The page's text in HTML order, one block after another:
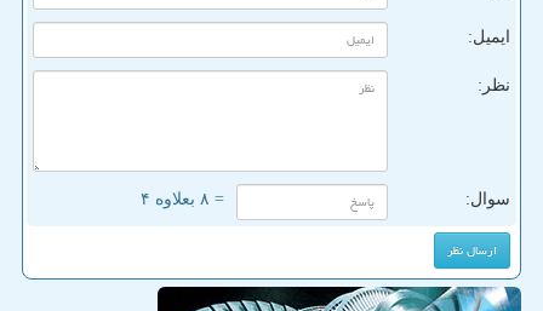
ایمیل:
نظر:
سوال: = ۸ بعلاوه ۴